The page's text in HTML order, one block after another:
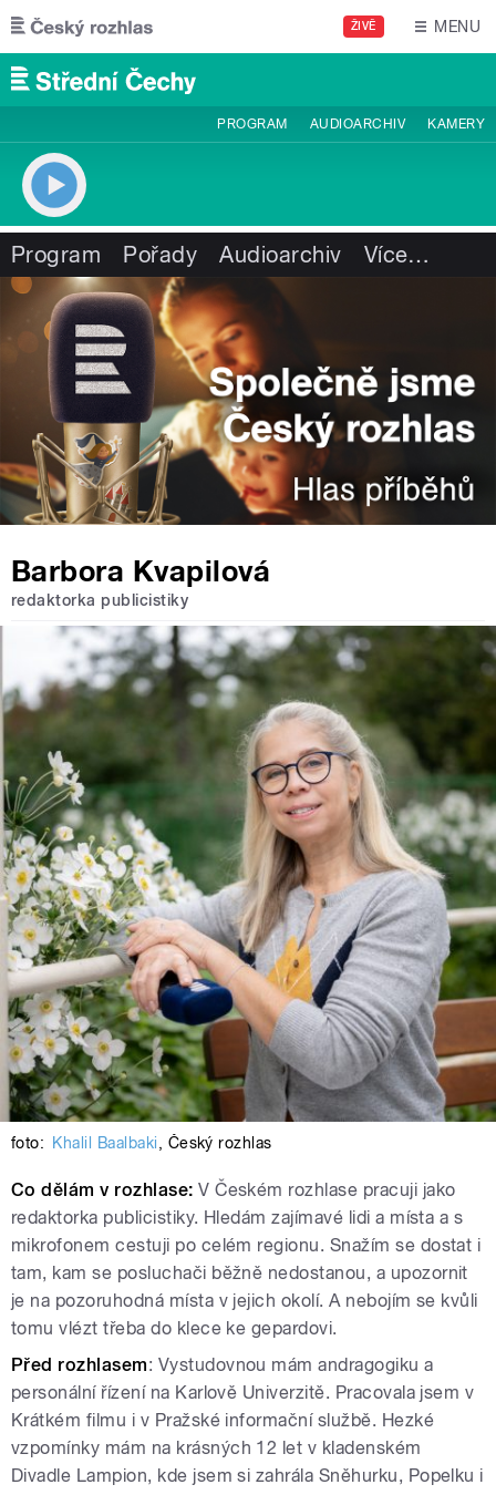
Přejít k hlavnímu obsahu
ŽIVĚ MENU
PROGRAM AUDIOARCHIV KAMERY
Program Pořady Audioarchiv Více…
Barbora Kvapilová
redaktorka publicistiky
foto: Khalil Baalbaki, Český rozhlas
Co dělám v rozhlase: V Českém rozhlase pracuji jako
redaktorka publicistiky. Hledám zajímavé lidi a místa a s
mikrofonem cestuji po celém regionu. Snažím se dostat i
tam, kam se posluchači běžně nedostanou, a upozornit
je na pozoruhodná místa v jejich okolí. A nebojím se kvůli
tomu vlézt třeba do klece ke gepardovi.
Před rozhlasem: Vystudovnou mám andragogiku a
personální řízení na Karlově Univerzitě. Pracovala jsem v
Krátkém filmu i v Pražské informační službě. Hezké
vzpomínky mám na krásných 12 let v kladenském
Divadle Lampion, kde jsem si zahrála Sněhurku, Popelku i